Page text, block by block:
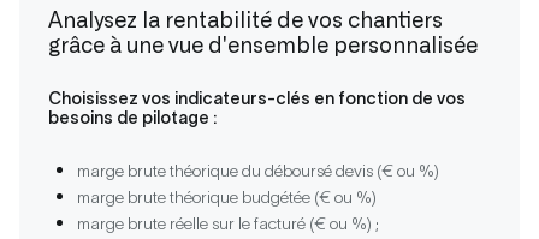
Analysez la rentabilité de vos chantiers
grâce à une vue d'ensemble personnalisée
Choisissez vos indicateurs-clés en fonction de vos
besoins de pilotage :
marge brute théorique du déboursé devis (€ ou %)
marge brute théorique budgétée (€ ou %)
marge brute réelle sur le facturé (€ ou %) ;